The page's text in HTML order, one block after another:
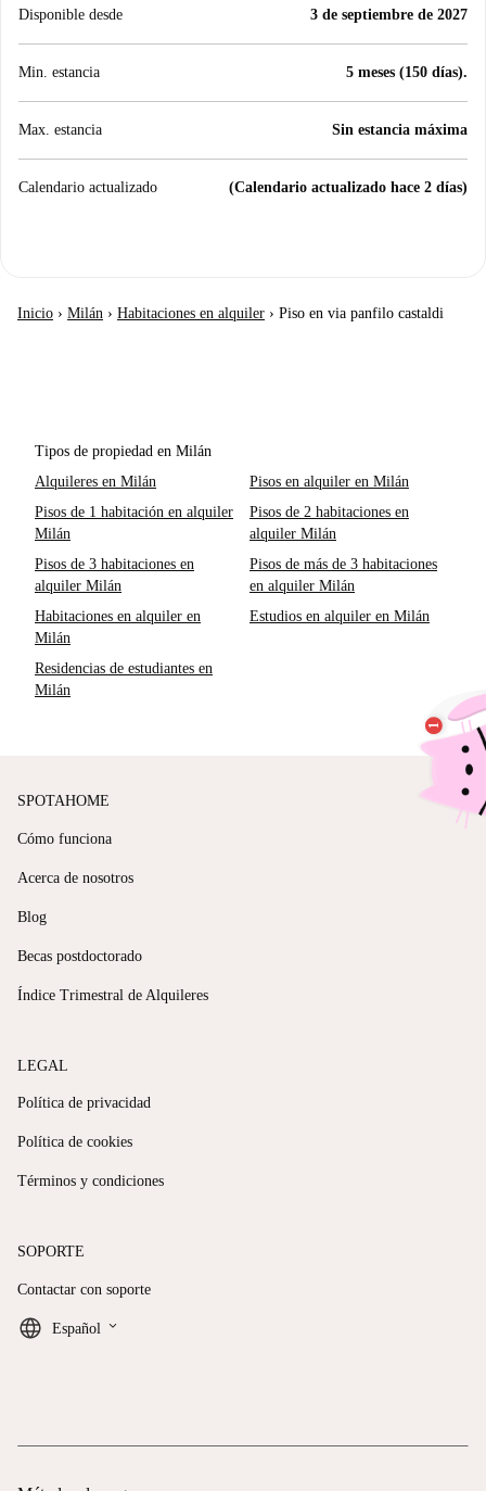
Disponible desde 3 de septiembre de 2027
Min. estancia 5 meses (150 días).
Max. estancia Sin estancia máxima
Calendario actualizado (Calendario actualizado hace 2 días)
Inicio › Milán › Habitaciones en alquiler › Piso en via panfilo castaldi
Tipos de propiedad en Milán
Alquileres en Milán
Pisos en alquiler en Milán
Pisos de 1 habitación en alquiler
Milán
Pisos de 2 habitaciones en
alquiler Milán
Pisos de 3 habitaciones en
alquiler Milán
Pisos de más de 3 habitaciones
en alquiler Milán
Habitaciones en alquiler en
Milán
Estudios en alquiler en Milán
Residencias de estudiantes en
Milán
SPOTAHOME
Cómo funciona
Acerca de nosotros
Blog
Becas postdoctorado
Índice Trimestral de Alquileres
LEGAL
Política de privacidad
Política de cookies
Términos y condiciones
SOPORTE
Contactar con soporte
Español keyboard_arrow_down